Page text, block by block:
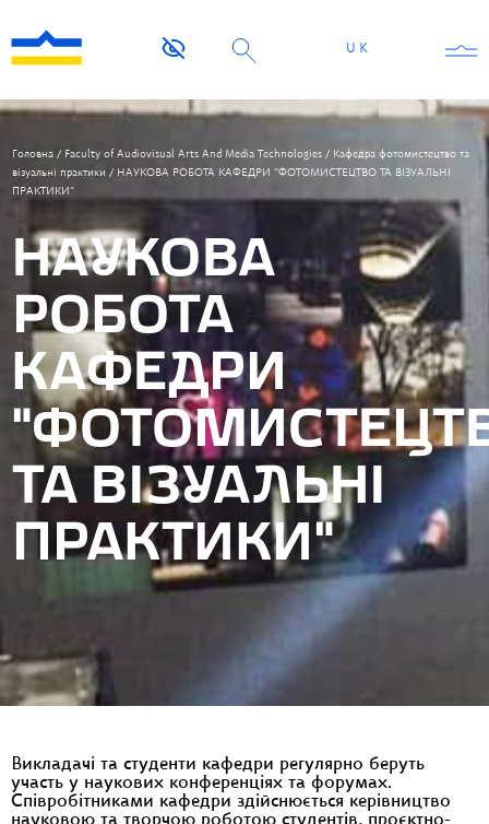
UK
Головна / Faculty of Audiovisual Arts And Media Technologies / Кафедра фотомистецтво та
візуальні практики / НАУКОВА РОБОТА КАФЕДРИ “ФОТОМИСТЕЦТВО ТА ВІЗУАЛЬНІ
ПРАКТИКИ”
НАУКОВА
РОБОТА
КАФЕДРИ
ТА ВІЗУАЛЬНІ
ПРАКТИКИ”
Викладачі та студенти кафедри регулярно беруть
участь у наукових конференціях та форумах.
Співробітниками кафедри здійснюється керівництво